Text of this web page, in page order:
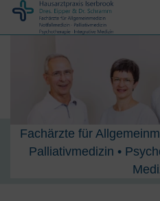
Fachärzte für
Palliativmedizin •